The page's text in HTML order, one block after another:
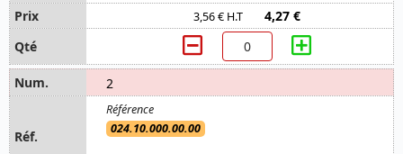
3,56 € H.T 4,27 €
2
024.10.000.00.00